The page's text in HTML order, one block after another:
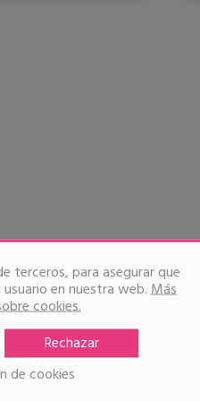
terceros, para asegurar que
en nuestra web.Más
cookies.
Rechazar
de cookies